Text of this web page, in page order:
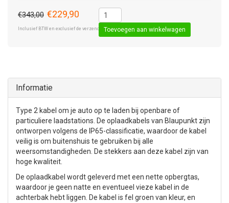
€343,00 €229,90
Inclusief BTW en exclusief de verzendkosten € 8,50 (standaard pakket).
Toevoegen aan winkelwagen
Informatie
Type 2 kabel om je auto op te laden bij openbare of
particuliere laadstations. De oplaadkabels van Blaupunkt zijn
ontworpen volgens de IP65-classificatie, waardoor de kabel
veilig is om buitenshuis te gebruiken bij alle
weersomstandigheden. De stekkers aan deze kabel zijn van
hoge kwaliteit.
De oplaadkabel wordt geleverd met een nette opbergtas,
waardoor je geen natte en eventueel vieze kabel in de
achterbak hebt liggen. De kabel is fel groen van kleur, en